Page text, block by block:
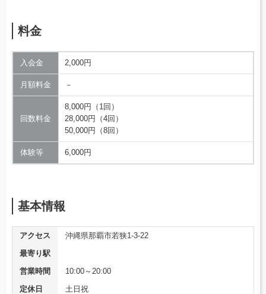
料金
入会金 2,000円
月額料金 －
回数料金
8,000円（1回）
28,000円（4回）
50,000円（8回）
体験等 6,000円
基本情報
アクセス
沖縄県那覇市若狭1-3-22
最寄り駅
営業時間
10:00～20:00
定休日
土日祝